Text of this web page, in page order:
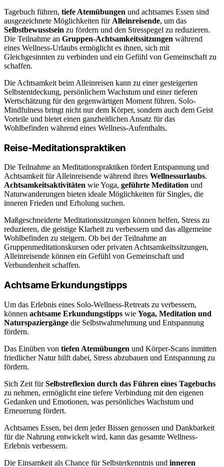
Tagebuch führen, tiefe Atemübungen und achtsames Essen sind
ausgezeichnete Möglichkeiten für Alleinreisende, um das
Selbstbewusstsein zu fördern und den Stresspegel zu reduzieren.
Die Teilnahme an Gruppen-Achtsamkeitssitzungen während
eines Wellness-Urlaubs ermöglicht es ihnen, sich mit
Gleichgesinnten zu verbinden und ein Gefühl von Gemeinschaft zu
schaffen.
Die Achtsamkeit beim Alleinreisen kann zu einer gesteigerten
Selbstentdeckung, persönlichem Wachstum und einer tieferen
Wertschätzung für den gegenwärtigen Moment führen. Solo-
Mindfulness bringt nicht nur dem Körper, sondern auch dem Geist
Vorteile und bietet einen ganzheitlichen Ansatz für das
Wohlbefinden während eines Wellness-Aufenthalts.
Reise-Meditationspraktiken
Die Teilnahme an Meditationspraktiken fördert Entspannung und
Achtsamkeit für Alleinreisende während ihres Wellnessurlaubs.
Achtsamkeitsaktivitäten wie Yoga, geführte Meditation und
Naturwanderungen bieten ideale Möglichkeiten für Singles, die
inneren Frieden und Erholung suchen.
Maßgeschneiderte Meditationssitzungen können helfen, Stress zu
reduzieren, die geistige Klarheit zu verbessern und das allgemeine
Wohlbefinden zu steigern. Ob bei der Teilnahme an
Gruppenmeditationskursen oder privaten Achtsamkeitssitzungen,
Alleinreisende können ein Gefühl von Gemeinschaft und
Verbundenheit schaffen.
Achtsame Erkundungstipps
Um das Erlebnis eines Solo-Wellness-Retreats zu verbessern,
können achtsame Erkundungstipps wie Yoga, Meditation und
Naturspaziergänge die Selbstwahrnehmung und Entspannung
fördern.
Das Einüben von tiefen Atemübungen und Körper-Scans inmitten
friedlicher Natur hilft dabei, Stress abzubauen und Entspannung zu
fördern.
Sich Zeit fürSelbstreflexion durch das Führen eines Tagebuchs
zu nehmen, ermöglicht eine tiefere Verbindung mit den eigenen
Gedanken und Emotionen, was persönliches Wachstum und
Erneuerung fördert.
Achtsames Essen, bei dem jeder Bissen genossen und Dankbarkeit
für die Nahrung entwickelt wird, kann das gesamte Wellness-
Erlebnis verbessern.
Die Einsamkeit als Chance für Selbsterkenntnis und inneren